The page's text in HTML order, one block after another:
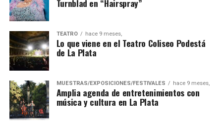
Turnblad en “Hairspray”
TEATRO hace 9 meses,
Lo que viene en el Teatro Coliseo Podestá
de La Plata
MUESTRAS/EXPOSICIONES/FESTIVALES hace 9 meses,
Amplia agenda de entretenimientos con
música y cultura en La Plata